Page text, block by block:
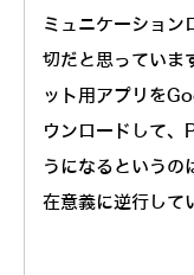
ミュニケーション
切だと思っていま
ット用アプリを
ウンロードして
うになるというの
在意義に逆行して